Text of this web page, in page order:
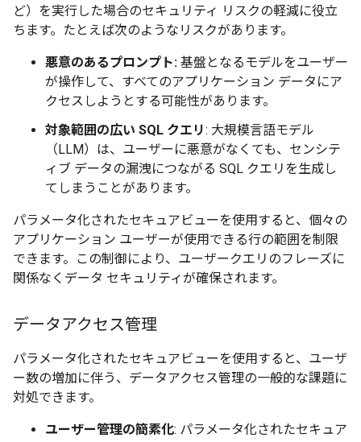
ど）を実行した場合のセキュリティ リスクの軽減に役立
ちます。たとえば次のようなリスクがあります。
悪意のあるプロンプト: 基盤となるモデルをユーザー
が操作して、すべてのアプリケーション データにア
クセスしようとする可能性があります。
対象範囲の広い SQL クエリ: 大規模言語モデル
（LLM）は、ユーザーに悪意がなくても、センシテ
ィブ データの漏洩につながる SQL クエリを生成し
てしまうことがあります。
パラメータ化されたセキュアビューを使用すると、個々の
アプリケーション ユーザーが使用できる行の範囲を制限
できます。この制御により、ユーザークエリのフレーズに
関係なくデータ セキュリティが確保されます。
データアクセス管理
パラメータ化されたセキュアビューを使用すると、ユーザ
ー数の増加に伴う、データアクセス管理の一般的な課題に
対処できます。
ユーザー管理の簡素化: パラメータ化されたセキュア